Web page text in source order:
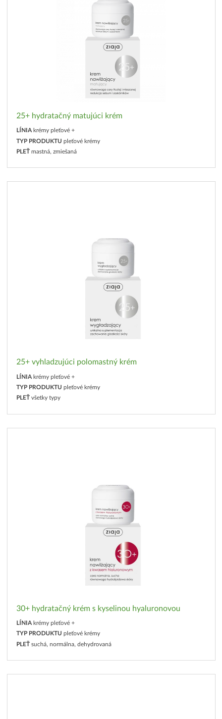
25+ hydratačný matujúci krém
LÍNIA krémy pleťové +
TYP PRODUKTU pleťové krémy
PLEŤ mastná, zmiešaná
25+ vyhladzujúci polomastný krém
LÍNIA krémy pleťové +
TYP PRODUKTU pleťové krémy
PLEŤ všetky typy
30+ hydratačný krém s kyselinou hyaluronovou
LÍNIA krémy pleťové +
TYP PRODUKTU pleťové krémy
PLEŤ suchá, normálna, dehydrovaná